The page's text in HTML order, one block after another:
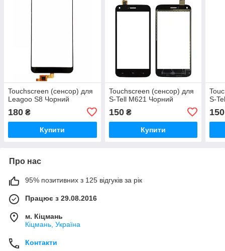
Touchscreen (сенсор) для
Leagoo S8 Чорний
180 ₴
Купити
Touchscreen (сенсор) для
S-Tell M621 Чорний
150₴
Купити
S-
150
Про нас
95% позитивних з 125 відгуків за рік
Працює з 29.08.2016
м. Кіцмань
Кіцмань, Україна
Контакти